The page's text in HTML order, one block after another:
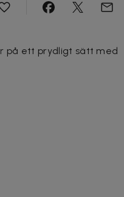
på ett prydligt sätt med